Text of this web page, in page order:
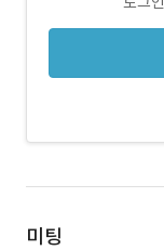
미팅